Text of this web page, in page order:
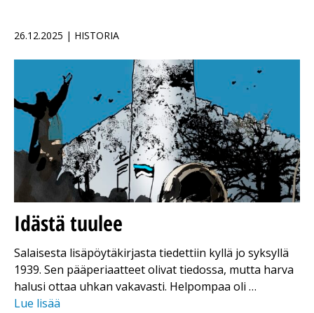
26.12.2025 | HISTORIA
Idästä tuulee
Salaisesta lisäpöytäkirjasta tiedettiin kyllä jo syksyllä
1939. Sen pääperiaatteet olivat tiedossa, mutta harva
halusi ottaa uhkan vakavasti. Helpompaa oli …
Lue lisää